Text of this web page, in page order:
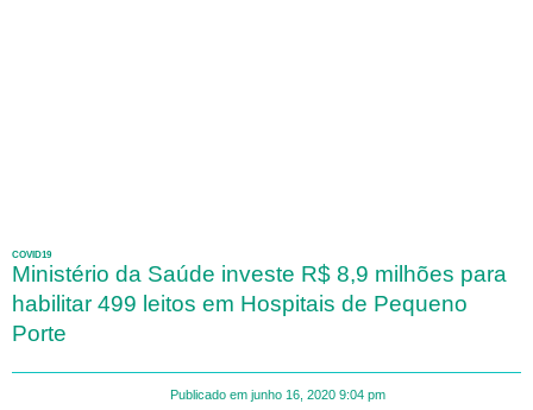
COVID19
Ministério da Saúde investe R$ 8,9 milhões para
habilitar 499 leitos em Hospitais de Pequeno
Porte
Publicado em junho 16, 2020 9:04 pm